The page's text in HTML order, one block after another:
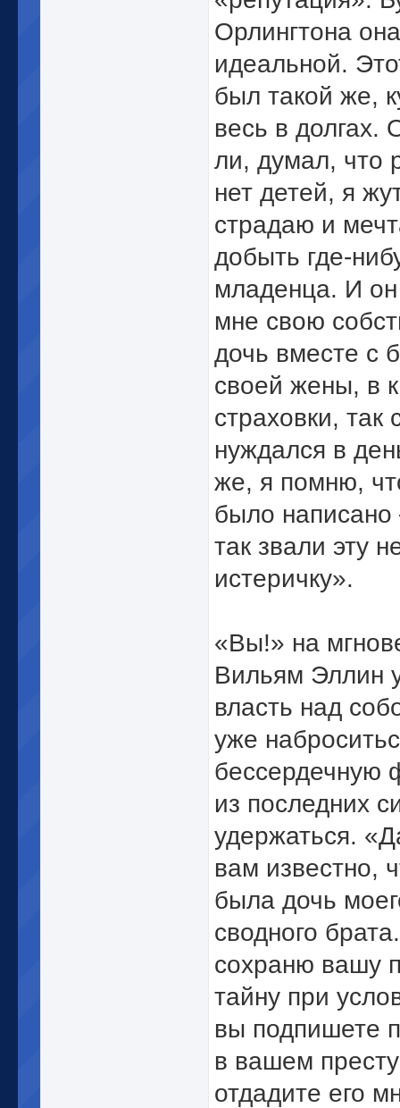
Орлингтона
идеальной.
был такой же,
весь в долгах.
ли, думал, что
нет детей, я
страдаю и
добыть где-
младенца. И
мне свою
дочь вместе с
своей жены, в
страховки, так
нуждался в
же, я помню,
было написано
так звали эту
истеричку».
«Вы!» на
Вильям Эллин
власть над
уже
бессердечную
из последних
удержаться.
вам известно,
была дочь
сводного
сохраню вашу
тайну при
вы подпишете
в вашем
отдадите его